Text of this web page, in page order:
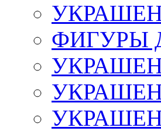
ФИГУРЫ